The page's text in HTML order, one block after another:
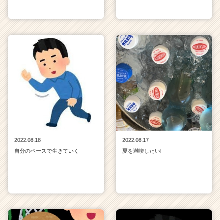
2022.08.18
自分のペースで生きていく
2022.08.17
夏を満喫したい!